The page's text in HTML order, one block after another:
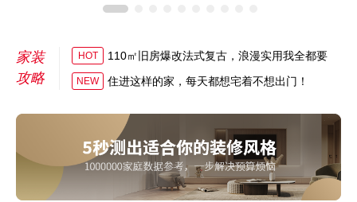
家装
攻略
HOT 110㎡旧房爆改法式复古，浪漫实用我全都要
NEW 住进这样的家，每天都想宅着不想出门！